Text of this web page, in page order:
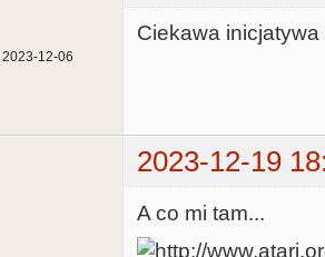
2023-12-06
Ciekawa inicjatywa
2023-12-19
A co mi tam...